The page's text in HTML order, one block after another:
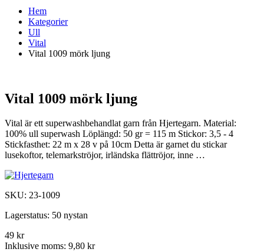
Hem
Kategorier
Ull
Vital
Vital 1009 mörk ljung
Vital 1009 mörk ljung
Vital är ett superwashbehandlat garn från Hjertegarn. Material:
100% ull superwash Löplängd: 50 gr = 115 m Stickor: 3,5 - 4
Stickfasthet: 22 m x 28 v på 10cm Detta är garnet du stickar
lusekoftor, telemarkströjor, irländska flättröjor, inne …
SKU: 23-1009
Lagerstatus: 50 nystan
49 kr
Inklusive moms: 9,80 kr